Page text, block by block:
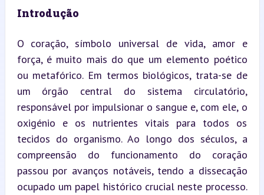
Introdução
O coração, símbolo universal de vida, amor e
força, é muito mais do que um elemento poético
ou metafórico. Em termos biológicos, trata-se de
um órgão central do sistema circulatório,
responsável por impulsionar o sangue e, com ele, o
oxigénio e os nutrientes vitais para todos os
tecidos do organismo. Ao longo dos séculos, a
compreensão do funcionamento do coração
passou por avanços notáveis, tendo a dissecação
ocupado um papel histórico crucial neste processo.